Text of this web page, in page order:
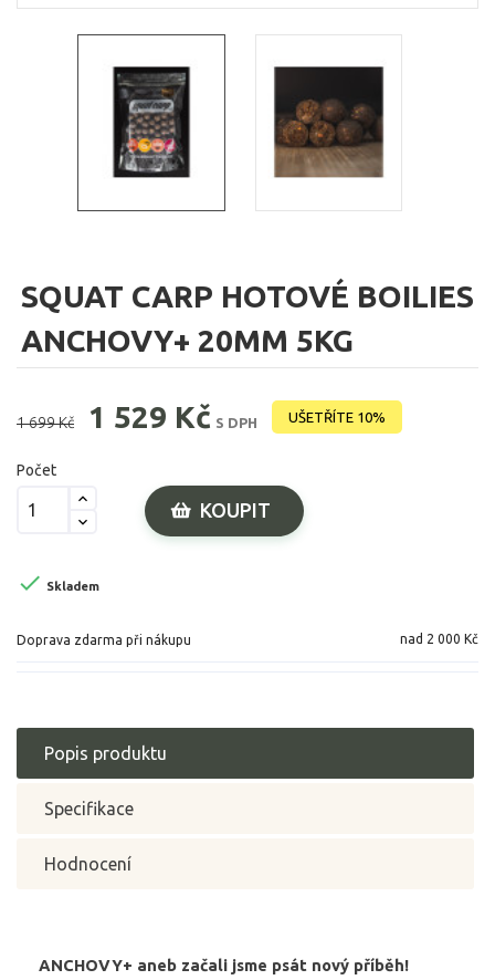
SQUAT CARP HOTOVÉ BOILIES
ANCHOVY+ 20MM 5KG
1 699 Kč 1 529 Kč S DPH UŠETŘÍTE 10%
Počet
KOUPIT
 Skladem
Doprava zdarma při nákupu nad 2 000 Kč
Popis produktu
Specifikace
Hodnocení
ANCHOVY+ aneb začali jsme psát nový příběh!